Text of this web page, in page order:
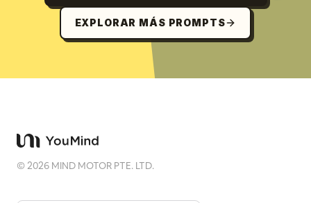
EXPLORAR MÁS PROMPTS
©2026 MIND MOTOR PTE. LTD.